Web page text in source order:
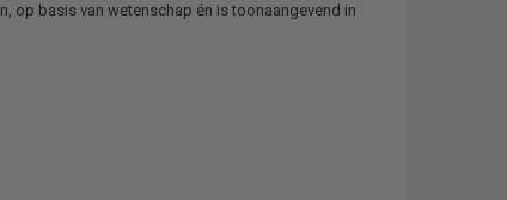
op basis van wetenschap én is toonaangevend in